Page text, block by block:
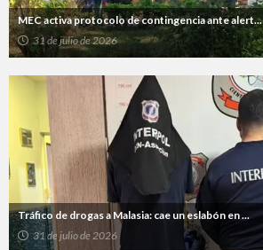
MEC activa protocolo de contingencia ante alert...
31 de julio de 2026
Tráfico de drogas a Malasia: cae un eslabón en ...
31 de julio de 2026